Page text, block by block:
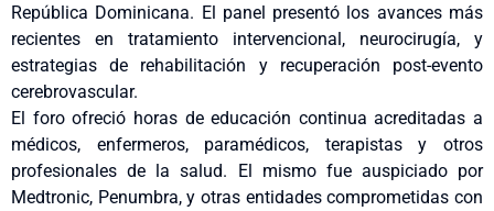
República Dominicana. El panel presentó los avances más
recientes en tratamiento intervencional, neurocirugía, y
estrategias de rehabilitación y recuperación post-evento
cerebrovascular.
El foro ofreció horas de educación continua acreditadas a
médicos, enfermeros, paramédicos, terapistas y otros
profesionales de la salud. El mismo fue auspiciado por
Medtronic, Penumbra, y otras entidades comprometidas con